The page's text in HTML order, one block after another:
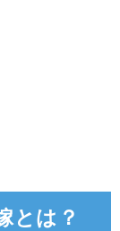
とは？